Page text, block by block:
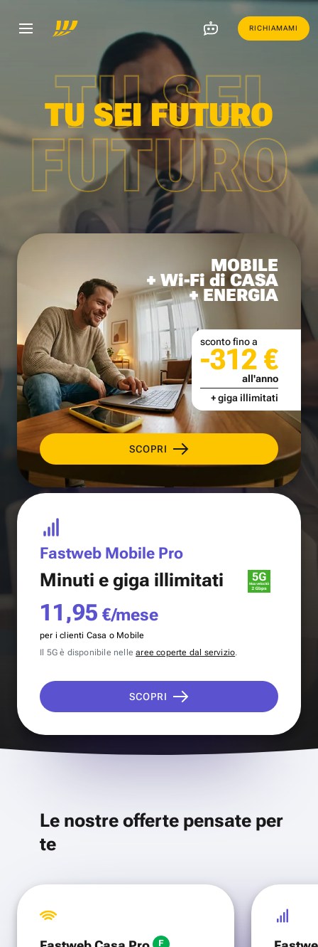
RICHIAMAMI
TU SEI
FUTURO
TU SEI FUTURO
MOBILE
+ Wi-Fi di CASA
+ ENERGIA
SCOPRI
sconto fino a
-312 €
all'anno
+ giga illimitati
Fastweb Mobile Pro
Minuti e giga illimitati
11,95 €/mese
per i clienti Casa o Mobile
Il 5G è disponibile nellearee coperte dal servizio.
SCOPRI
Le nostre offerte pensate per
te